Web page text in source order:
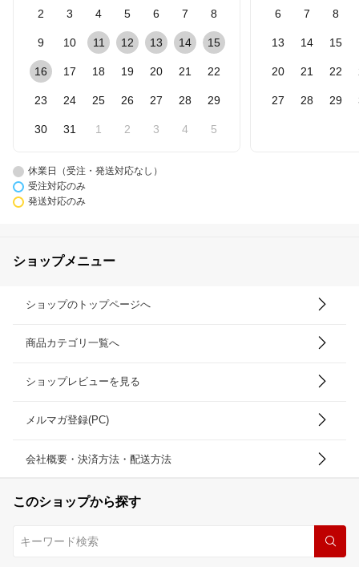
2 3 4 5 6 7 8
9 10 11 12 13 14 15
16 17 18 19 20 21 22
23 24 25 26 27 28 29
30 31 1 2 3 4 5
6 7 8
13 14 15
20 21 22
27 28 29
休業日（受注・発送対応なし）
受注対応のみ
発送対応のみ
ショップメニュー
ショップのトップページへ
商品カテゴリ一覧へ
ショップレビューを見る
メルマガ登録(PC)
会社概要・決済方法・配送方法
このショップから探す